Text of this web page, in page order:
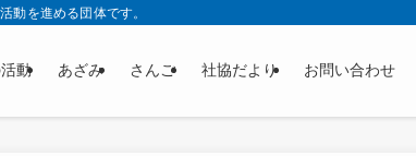
動を進める団体です。
動 あざみ さんご 社協だより お問い合わせ